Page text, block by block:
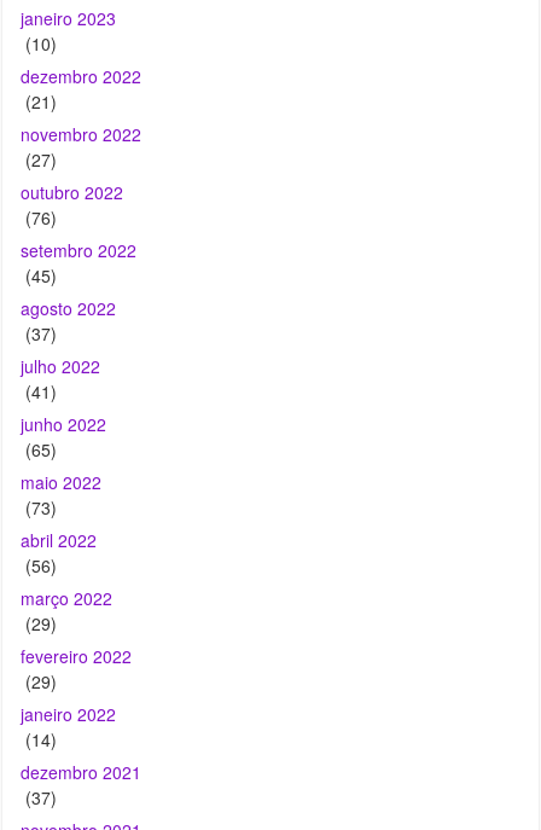
janeiro 2023
(10)
dezembro 2022
(21)
novembro 2022
(27)
outubro 2022
(76)
setembro 2022
(45)
agosto 2022
(37)
julho 2022
(41)
junho 2022
(65)
maio 2022
(73)
abril 2022
(56)
março 2022
(29)
fevereiro 2022
(29)
janeiro 2022
(14)
dezembro 2021
(37)